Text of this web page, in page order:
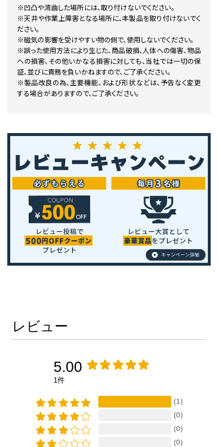
※凹凸や湾曲した場所には、取り付けないでください。
※天井や作業上障害となる場所に、本製品を取り付けないでく
ださい。
※磁気の影響を受けやすい物の側で、使用しないでください。
※誤った使用方法により生じた、商品破損、人体への傷害、物品
への損害、その他いかなる損害に対しても、当社では一切の保
証、並びに責務を負いかねますので、ご了承ください。
※製品改良の為、主要機能、および形状などは、予告なく変更
する場合がありますので、ご了承ください。
レビュー
5.00
1件
(1)
(0)
(0)
(0)